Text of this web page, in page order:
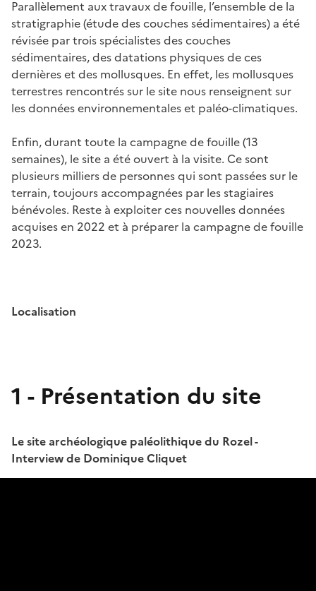
Parallèlement aux travaux de fouille, l’ensemble de la
stratigraphie (étude des couches sédimentaires) a été
révisée par trois spécialistes des couches
sédimentaires, des datations physiques de ces
dernières et des mollusques. En effet, les mollusques
terrestres rencontrés sur le site nous renseignent sur
les données environnementales et paléo-climatiques.
Enfin, durant toute la campagne de fouille (13
semaines), le site a été ouvert à la visite. Ce sont
plusieurs milliers de personnes qui sont passées sur le
terrain, toujours accompagnées par les stagiaires
bénévoles. Reste à exploiter ces nouvelles données
acquises en 2022 et à préparer la campagne de fouille
2023.
Localisation
1 - Présentation du site
Le site archéologique paléolithique du Rozel -
Interview de Dominique Cliquet